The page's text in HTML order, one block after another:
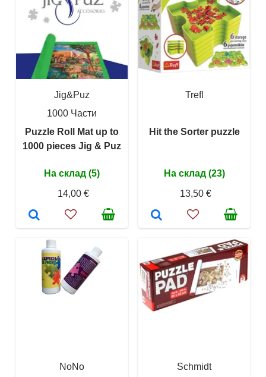
Jig&Puz
1000 Части
Puzzle Roll Mat up to
1000 pieces Jig & Puz
На склад (5)
14,00 €
Trefl
Hit the Sorter puzzle
На склад (23)
13,50 €
NoNo Schmidt